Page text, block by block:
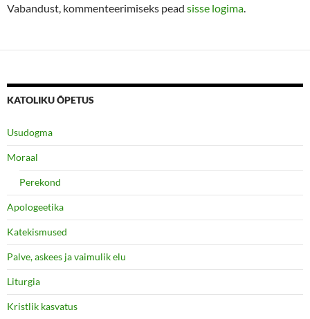
Vabandust, kommenteerimiseks pead sisse logima.
KATOLIKU ÕPETUS
Usudogma
Moraal
Perekond
Apologeetika
Katekismused
Palve, askees ja vaimulik elu
Liturgia
Kristlik kasvatus